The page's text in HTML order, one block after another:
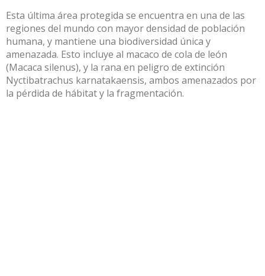
Esta última área protegida se encuentra en una de las
regiones del mundo con mayor densidad de población
humana, y mantiene una biodiversidad única y
amenazada. Esto incluye al macaco de cola de león
(Macaca silenus), y la rana en peligro de extinción
Nyctibatrachus karnatakaensis, ambos amenazados por
la pérdida de hábitat y la fragmentación.